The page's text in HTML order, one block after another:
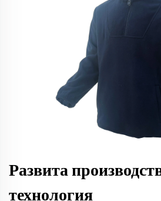
Развита
технология